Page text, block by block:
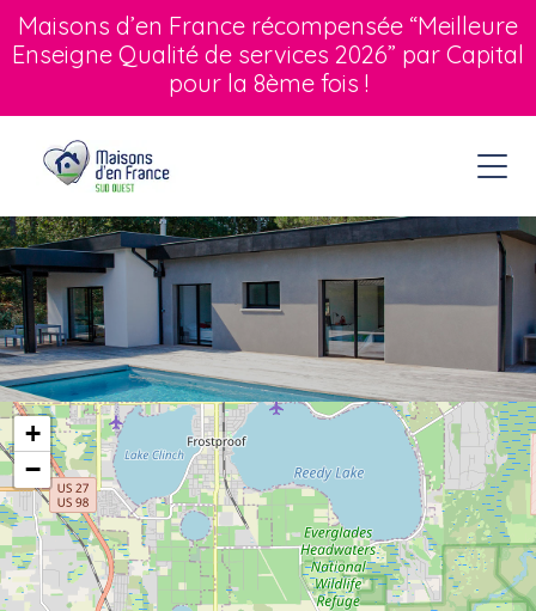
Maisons d’en France récompensée “Meilleure
Enseigne Qualité de services 2026” par Capital
pour la 8ème fois !
+
−